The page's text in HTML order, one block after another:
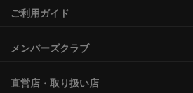
ご利用ガイド
メンバーズクラブ
直営店・取り扱い店